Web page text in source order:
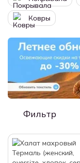
Ковры
Фильтр